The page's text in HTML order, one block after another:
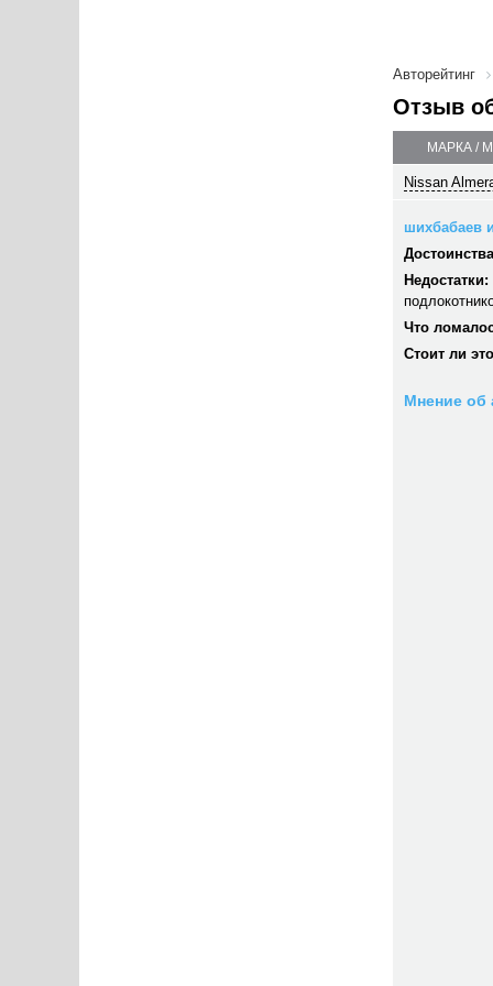
Авторейтинг
Отзыв
МАРКА /
Nissan
шихбабаев
Недостатки:
Что
Стоит ли
Мнение об